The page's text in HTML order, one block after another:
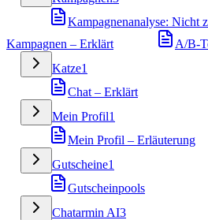
Kampagnenanalyse: Nicht
Kampagnen – Erklärt
A/B-
Katze1
Chat – Erklärt
Mein Profil1
Mein Profil – Erläuterung
Gutscheine1
Gutscheinpools
Chatarmin AI3